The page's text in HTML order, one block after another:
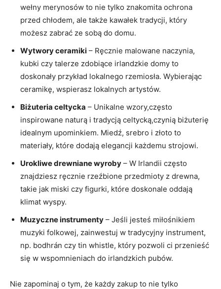
wełny merynosów to nie tylko znakomita ochrona
przed chłodem, ale także kawałek tradycji, który
możesz zabrać ze sobą do domu.
Wytwory ceramiki – Ręcznie malowane naczynia,
kubki czy talerze zdobiące irlandzkie domy to
doskonały przykład lokalnego rzemiosła. Wybierając
ceramikę, wspierasz lokalnych artystów.
Biżuteria celtycka – Unikalne wzory,często
inspirowane naturą i tradycją celtycką,czynią biżuterię
idealnym upominkiem. Miedź, srebro i złoto to
materiały, które dodają elegancji każdemu strojowi.
Urokliwe drewniane wyroby – W Irlandii często
znajdziesz ręcznie rzeźbione przedmioty z drewna,
takie jak miski czy figurki, które doskonale oddają
klimat wyspy.
Muzyczne instrumenty – Jeśli jesteś miłośnikiem
muzyki folkowej, zainwestuj w tradycyjny instrument,
np. bodhrán czy tin whistle, który pozwoli ci przenieść
się w wspomnieniach do irlandzkich pubów.
Nie zapominaj o tym, że każdy zakup to nie tylko